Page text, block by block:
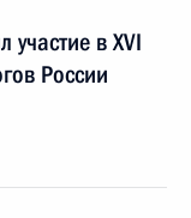
в XVI
России